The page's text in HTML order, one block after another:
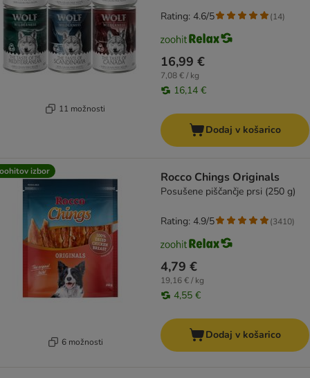
11 možnosti
16,99 €
7,08 € / kg
16,14 €
Rating: 4.6/5 (14)
Dodaj v košarico
izbor
6 možnosti
Rocco Chings Originals
Posušene piščančje prsi (250 g)
4,79 €
19,16 € / kg
4,55 €
Rating: 4.9/5 (3410)
Dodaj v košarico